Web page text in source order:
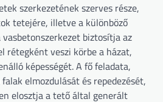
szerkezetének szerves része,
tetejére, illetve a különböző
biztosítja az
rétegként veszi körbe a házat,
képességét. A fő feladata,
elmozdulását és repedezését,
elosztja a tető által generált